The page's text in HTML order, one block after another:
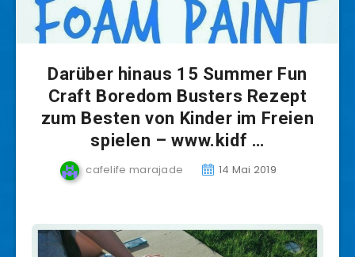
Darüber hinaus 15 Summer Fun
Craft Boredom Busters Rezept
zum Besten von Kinder im Freien
spielen – www.kidf …
cafelife marajade 14 Mai 2019